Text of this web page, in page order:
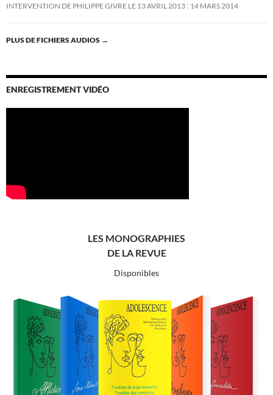
INTERVENTION DE PHILIPPE GIVRE LE 13 AVRIL 2013 14 MARS 2014
PLUS DE FICHIERS AUDIOS →
ENREGISTREMENT VIDÉO
LES MONOGRAPHIES
DE LA REVUE
Disponibles